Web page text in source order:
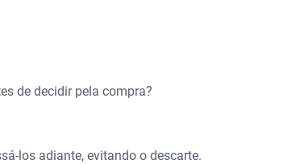
de decidir pela compra?
los adiante, evitando o descarte.